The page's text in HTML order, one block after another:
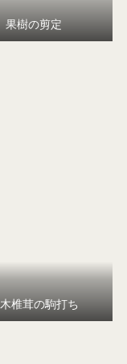
果樹の剪定
椎茸の駒打ち